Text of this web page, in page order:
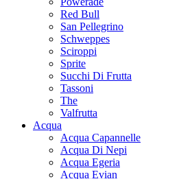
Red Bull
San Pellegrino
Schweppes
Sciroppi
Sprite
Succhi Di Frutta
Tassoni
The
Valfrutta
Acqua
Acqua Capannelle
Acqua Di Nepi
Acqua Egeria
Acqua Evian